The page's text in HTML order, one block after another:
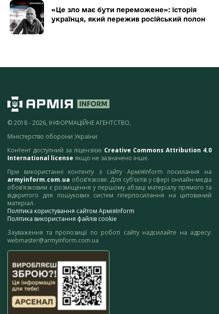
«Це зло має бути переможене»: історія
українця, який пережив російський полон
© 2018 - 2026, ІНФОРМАЦІЙНЕ АГЕНТСТВО,
Міністерство оборони України
Контент доступний за ліцензією Creative Commons Attribution 4.0
International license якщо не зазначено інше.
При використанні контенту з сайту АрміяInform посилання на
armyinform.com.ua обов’язкове. Для суб’єктів у сфері онлайн-медіа
обов’язковим є розміщення у першому абзаці матеріалу прямого та
відкритого для пошукових систем гіперпосилання на цитований
матеріал.
Політика користування сайтом АрміяInform
Політика використання файлів cookie
Зауваження та пропозиції по роботі сайту надсилайте на адресу:
webmaster@armyinform.com.ua